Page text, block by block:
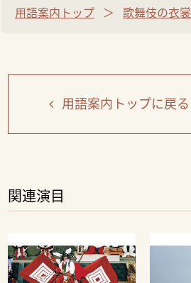
用語案内トップ 歌舞伎の衣裳
用語案内トップに戻る
関連演目